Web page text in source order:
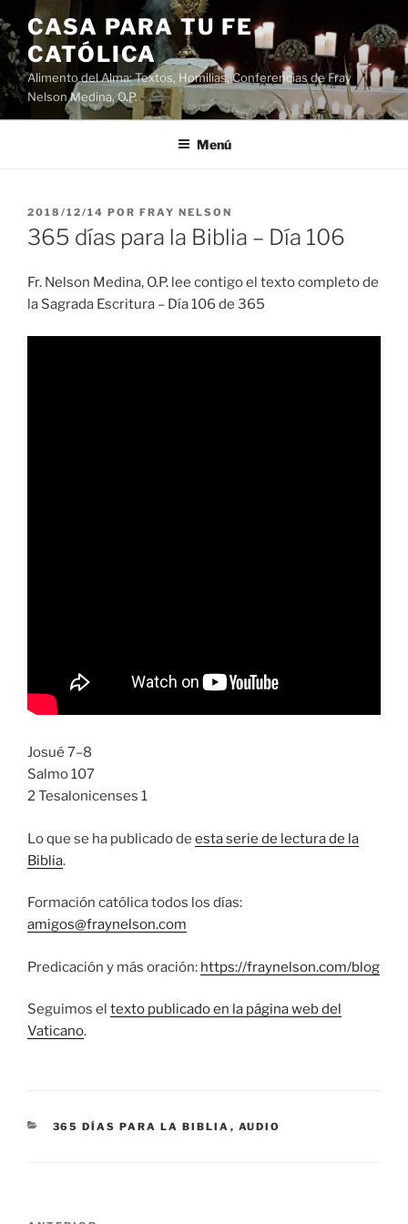
Saltar
al
contenido
CASA PARA TU FE
CATÓLICA
Alimento del Alma: Textos, Homilias, Conferencias de Fray
Nelson Medina, O.P.
Menú
PUBLICADO
EL
2018/12/14 POR FRAY NELSON
365 días para la Biblia – Día 106
Fr. Nelson Medina, O.P. lee contigo el texto completo de
la Sagrada Escritura – Día 106 de 365
Josué 7–8
Salmo 107
2 Tesalonicenses 1
Lo que se ha publicado de esta serie de lectura de la
Biblia.
Formación católica todos los días:
amigos@fraynelson.com
Predicación y más oración: https://fraynelson.com/blog
Seguimos el texto publicado en la página web del
Vaticano.
CATEGORÍAS
365 DÍAS PARA LA BIBLIA , AUDIO